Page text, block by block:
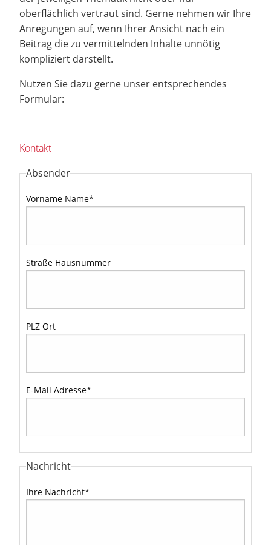
oberflächlich vertraut sind. Gerne nehmen wir Ihre
Anregungen auf, wenn Ihrer Ansicht nach ein
Beitrag die zu vermittelnden Inhalte unnötig
kompliziert darstellt.
Nutzen Sie dazu gerne unser entsprechendes
Formular:
Kontakt
Absender
Vorname Name*
Straße Hausnummer
PLZ Ort
E-Mail Adresse*
Nachricht
Ihre Nachricht*